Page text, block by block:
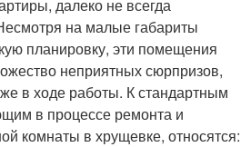
далеко не всегда
на малые габариты
планировку, эти помещения
неприятных сюрпризов,
в ходе работы. К стандартным
в процессе ремонта и
комнаты в хрущевке, относятся: